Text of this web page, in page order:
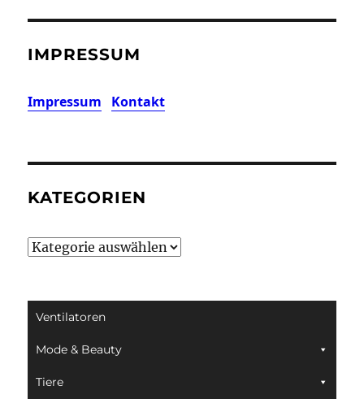
IMPRESSUM
Impressum Kontakt
KATEGORIEN
Kategorien
Ventilatoren
Mode & Beauty
Tiere